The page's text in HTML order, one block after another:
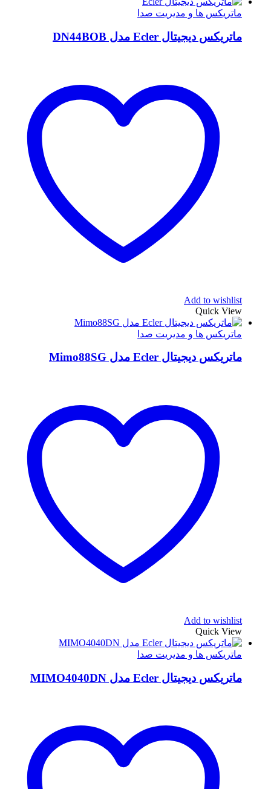
ماتریکس ها و مدیریت صدا
ماتریکس دیجیتال Ecler مدل DN44BOB
Add to wishlist
Quick View
ماتریکس ها و مدیریت صدا
ماتریکس دیجیتال Ecler مدل Mimo88SG
Add to wishlist
Quick View
ماتریکس ها و مدیریت صدا
ماتریکس دیجیتال Ecler مدل MIMO4040DN